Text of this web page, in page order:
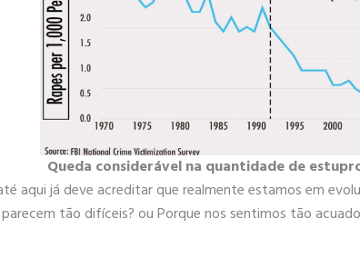
Queda considerável na quantidade de
aqui já deve acreditar que realmente estamos em
tão difíceis? ou Porque nos sentimos tão